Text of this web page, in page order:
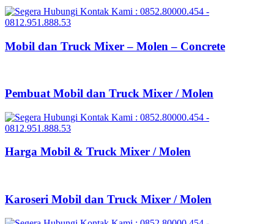
Mobil dan Truck Mixer – Molen – Concrete
Pembuat Mobil dan Truck Mixer / Molen
Harga Mobil & Truck Mixer / Molen
Karoseri Mobil dan Truck Mixer / Molen